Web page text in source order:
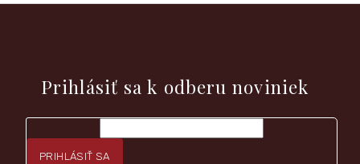
t
Prihlásiť sa k odberu noviniek
PRIHLÁSIŤ SA